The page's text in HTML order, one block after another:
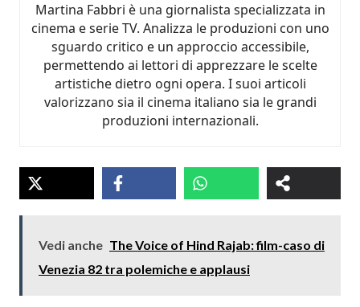
Martina Fabbri è una giornalista specializzata in
cinema e serie TV. Analizza le produzioni con uno
sguardo critico e un approccio accessibile,
permettendo ai lettori di apprezzare le scelte
artistiche dietro ogni opera. I suoi articoli
valorizzano sia il cinema italiano sia le grandi
produzioni internazionali.
Vedi anche The Voice of Hind Rajab: film-caso di
Venezia 82 tra polemiche e applausi